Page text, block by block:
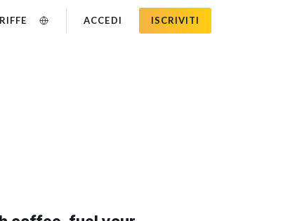
ACCEDI ISCRIVITI